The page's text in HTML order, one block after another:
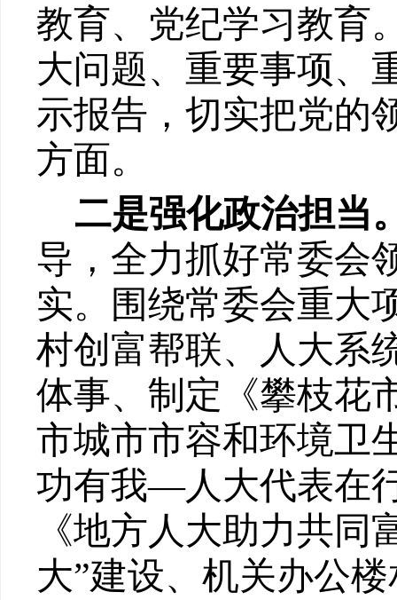
教育、党纪学习教育
大问题、重要事项、
示报告，切实把党的
方面。
二是强化政治担当
导，全力抓好常委会
实。 围绕常委会重大
村创富帮联、人大系
体事、制定《攀枝花
市城市市容和环境卫
功有我—人大代表在
《地方人大助力共
大”建设、机关办公